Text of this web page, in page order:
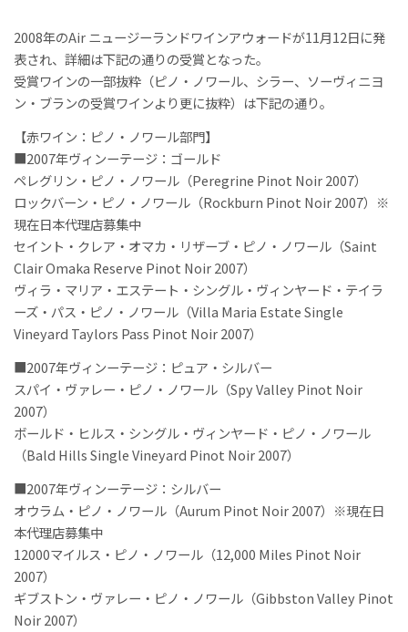
2008年のAir ニュージーランドワインアウォードが11月12日に発
表され、詳細は下記の通りの受賞となった。
受賞ワインの一部抜粋（ピノ・ノワール、シラー、ソーヴィニヨ
ン・ブランの受賞ワインより更に抜粋）は下記の通り。
【赤ワイン：ピノ・ノワール部門】
■2007年ヴィンーテージ：ゴールド
ペレグリン・ピノ・ノワール（Peregrine Pinot Noir 2007）
ロックバーン・ピノ・ノワール（Rockburn Pinot Noir 2007）※
現在日本代理店募集中
セイント・クレア・オマカ・リザーブ・ピノ・ノワール（Saint
Clair Omaka Reserve Pinot Noir 2007）
ヴィラ・マリア・エステート・シングル・ヴィンヤード・テイラ
ーズ・パス・ピノ・ノワール（Villa Maria Estate Single
Vineyard Taylors Pass Pinot Noir 2007）
■2007年ヴィンーテージ：ピュア・シルバー
スパイ・ヴァレー・ピノ・ノワール（Spy Valley Pinot Noir
2007）
ボールド・ヒルス・シングル・ヴィンヤード・ピノ・ノワール
（Bald Hills Single Vineyard Pinot Noir 2007）
■2007年ヴィンーテージ：シルバー
オウラム・ピノ・ノワール（Aurum Pinot Noir 2007）※現在日
本代理店募集中
12000マイルス・ピノ・ノワール（12,000 Miles Pinot Noir
2007）
ギブストン・ヴァレー・ピノ・ノワール（Gibbston Valley Pinot
Noir 2007）